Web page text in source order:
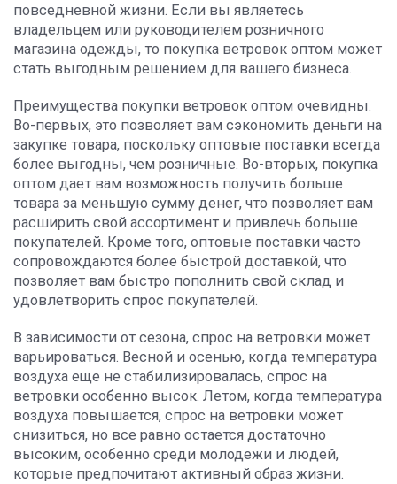
повседневной жизни. Если вы являетесь
владельцем или руководителем розничного
магазина одежды, то покупка ветровок оптом может
стать выгодным решением для вашего бизнеса.
Преимущества покупки ветровок оптом очевидны.
Во-первых, это позволяет вам сэкономить деньги на
закупке товара, поскольку оптовые поставки всегда
более выгодны, чем розничные. Во-вторых, покупка
оптом дает вам возможность получить больше
товара за меньшую сумму денег, что позволяет вам
расширить свой ассортимент и привлечь больше
покупателей. Кроме того, оптовые поставки часто
сопровождаются более быстрой доставкой, что
позволяет вам быстро пополнить свой склад и
удовлетворить спрос покупателей.
В зависимости от сезона, спрос на ветровки может
варьироваться. Весной и осенью, когда температура
воздуха еще не стабилизировалась, спрос на
ветровки особенно высок. Летом, когда температура
воздуха повышается, спрос на ветровки может
снизиться, но все равно остается достаточно
высоким, особенно среди молодежи и людей,
которые предпочитают активный образ жизни.